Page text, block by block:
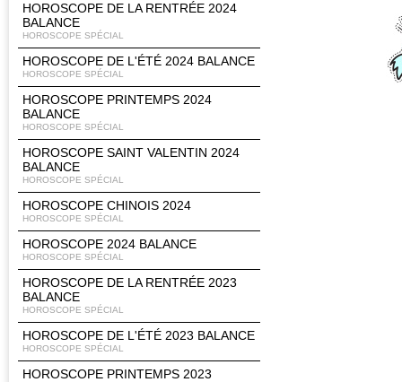
HOROSCOPE DE LA RENTRÉE 2024
BALANCE
HOROSCOPE SPÉCIAL
HOROSCOPE DE L'ÉTÉ 2024 BALANCE
HOROSCOPE SPÉCIAL
HOROSCOPE PRINTEMPS 2024
BALANCE
HOROSCOPE SPÉCIAL
HOROSCOPE SAINT VALENTIN 2024
BALANCE
HOROSCOPE SPÉCIAL
HOROSCOPE CHINOIS 2024
HOROSCOPE SPÉCIAL
HOROSCOPE 2024 BALANCE
HOROSCOPE SPÉCIAL
HOROSCOPE DE LA RENTRÉE 2023
BALANCE
HOROSCOPE SPÉCIAL
HOROSCOPE DE L'ÉTÉ 2023 BALANCE
HOROSCOPE SPÉCIAL
HOROSCOPE PRINTEMPS 2023